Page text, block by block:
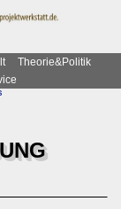
Theorie&Politik